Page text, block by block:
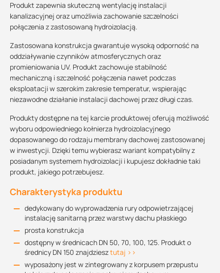
Produkt zapewnia skuteczną wentylację instalacji
kanalizacyjnej oraz umożliwia zachowanie szczelności
połączenia z zastosowaną hydroizolacją.
Zastosowana konstrukcja gwarantuje wysoką odporność na
oddziaływanie czynników atmosferycznych oraz
promieniowania UV. Produkt zachowuje stabilność
mechaniczną i szczelność połączenia nawet podczas
eksploatacji w szerokim zakresie temperatur, wspierając
niezawodne działanie instalacji dachowej przez długi czas.
Produkty dostępne na tej karcie produktowej oferują możliwość
wyboru odpowiedniego kołnierza hydroizolacyjnego
dopasowanego do rodzaju membrany dachowej zastosowanej
w inwestycji. Dzięki temu wybierasz wariant kompatybilny z
posiadanym systemem hydroizolacji i kupujesz dokładnie taki
produkt, jakiego potrzebujesz.
Charakterystyka produktu
dedykowany do wyprowadzenia rury odpowietrzającej
instalację sanitarną przez warstwy dachu płaskiego
prosta konstrukcja
dostępny w średnicach DN 50, 70, 100, 125. Produkt o
średnicy DN 150 znajdziesztutaj >>
wyposażony jest w zintegrowany z korpusem przepustu